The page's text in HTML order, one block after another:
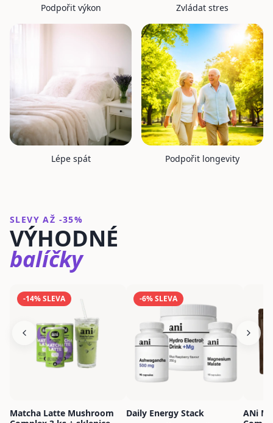
Podpořit výkon Zvládat stres
Lépe spát Podpořit longevity
SLEVY AŽ -35%
VÝHODNÉ
balíčky
-14% SLEVA
Matcha Latte Mushroom
-6% SLEVA
Daily Energy Stack
ANi